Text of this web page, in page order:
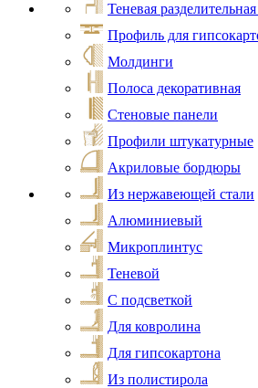
Теневая
Профиль для
Молдинги
Полоса декоративная
Стеновые панели
Профили штукатурные
Акриловые бордюры
Из нержавеющей стали
Алюминиевый
Микроплинтус
Теневой
С подсветкой
Для ковролина
Для гипсокартона
Из полистирола